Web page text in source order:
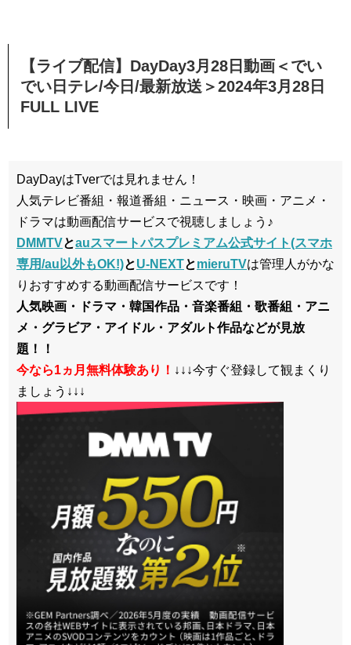
【ライブ配信】DayDay3月28日動画＜でい
でい日テレ/今日/最新放送＞2024年3月28日
FULL LIVE
DayDayはTverでは見れません！
人気テレビ番組・報道番組・ニュース・映画・アニメ・
ドラマは動画配信サービスで視聴しましょう♪
DMMTVとauスマートパスプレミアム公式サイト(スマホ
専用/au以外もOK!)とU-NEXTとmieruTVは管理人がかな
りおすすめする動画配信サービスです！
人気映画・ドラマ・韓国作品・音楽番組・歌番組・アニ
メ・グラビア・アイドル・アダルト作品などが見放
題！！
今なら1ヵ月無料体験あり！ ↓↓↓今すぐ登録して観まくり
ましょう↓↓↓